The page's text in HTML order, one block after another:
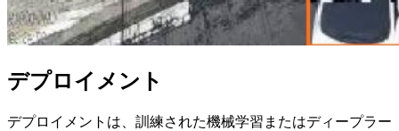
デプロイメント
デプロイメントは、訓練された機械学習またはディープラー